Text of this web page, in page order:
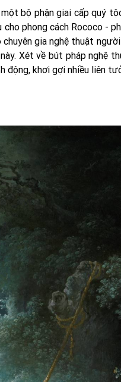
bộ phận giai cấp quý
phong cách Rococo -
gia nghệ thuật
Xét về bút pháp nghệ
động, khơi gợi nhiều liên